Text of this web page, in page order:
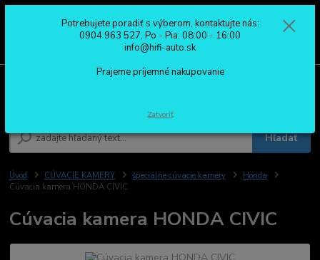
Hľadať
0904 963 527
Po - Pia: 08:00 - 16:00
Úvod CÚVACIE KAMERY špeciálne cúvacie kamery
Honda
Cúvacia kamera HONDA CIVIC
Cúvacia kamera HONDA CIVIC
Potrebujete poradiť s výberom, kontaktujte nás:
0904 963 527, Po - Pia: 08:00 - 16:00
info@hifi-auto.sk
Prajeme príjemné nakupovanie
Zatvoriť